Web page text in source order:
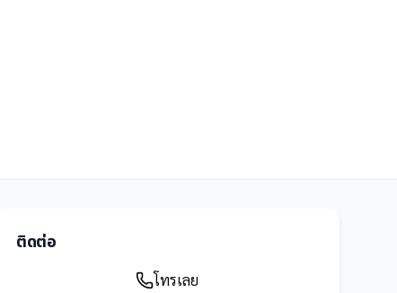
ติดต่อ
โทรเลย